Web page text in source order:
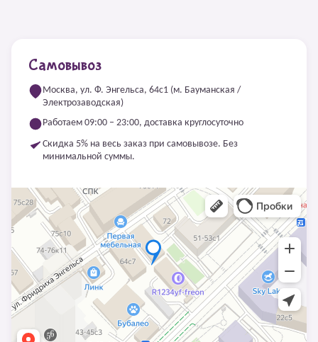
Самовывоз
Москва, ул. Ф. Энгельса, 64с1 (м. Бауманская /
Электрозаводская)
Работаем 09:00 – 23:00, доставка круглосуточно
Скидка 5% на весь заказ при самовывозе. Без
минимальной суммы.